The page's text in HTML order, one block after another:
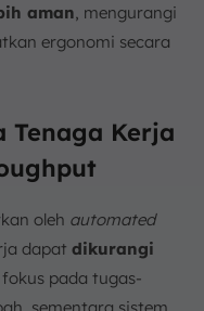
aman , mengurangi
ergonomi secara
Tenaga Kerja
oleh automated
dapat dikurangi
pada tugas-
sementara sistem